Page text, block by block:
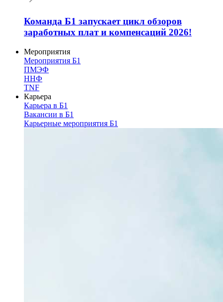
Команда Б1 запускает цикл обзоров
заработных плат и компенсаций 2026!
Мероприятия
Мероприятия Б1
ПМЭФ
ННФ
TNF
Карьера
Карьера в Б1
Вакансии в Б1
Карьерные мероприятия Б1